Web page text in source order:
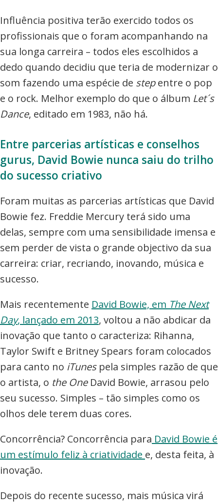
Influência positiva terão exercido todos os
profissionais que o foram acompanhando na
sua longa carreira – todos eles escolhidos a
dedo quando decidiu que teria de modernizar o
som fazendo uma espécie de stepentre o pop
e o rock. Melhor exemplo do que o álbum Let´s
Dance, editado em 1983, não há.
Entre parcerias artísticas e conselhos
gurus, David Bowie nunca saiu do trilho
do sucesso criativo
Foram muitas as parcerias artísticas que David
Bowie fez. Freddie Mercury terá sido uma
delas, sempre com uma sensibilidade imensa e
sem perder de vista o grande objectivo da sua
carreira: criar, recriando, inovando, música e
sucesso.
Mais recentemente David Bowie, em The Next
Day, lançado em 2013, voltou a não abdicar da
inovação que tanto o caracteriza: Rihanna,
Taylor Swift e Britney Spears foram colocados
para canto no iTunespela simples razão de que
o artista, o the OneDavid Bowie, arrasou pelo
seu sucesso. Simples – tão simples como os
olhos dele terem duas cores.
Concorrência? Concorrência para David Bowie é
um estímulo feliz à criatividade e, desta feita, à
inovação.
Depois do recente sucesso, mais música virá